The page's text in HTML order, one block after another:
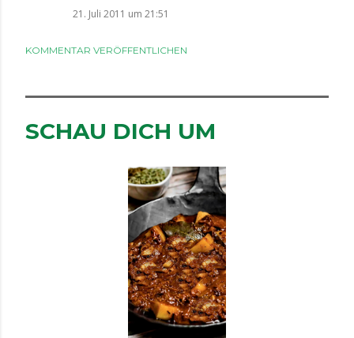
21. Juli 2011 um 21:51
KOMMENTAR VERÖFFENTLICHEN
SCHAU DICH UM